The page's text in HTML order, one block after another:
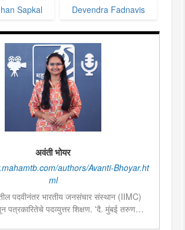
Sapkal Devendra Fadnavis
अवंती भोयर
authors/Avanti-Bhoyar.ht
ml
पदवीनंतर भारतीय जनसंचार संस्थान (IIMC)
पत्रकारितेचे पदव्युत्तर शिक्षण. 'दै. मुंबई तरुण